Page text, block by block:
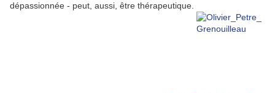
dépassionnée - peut, aussi, être thérapeutique.